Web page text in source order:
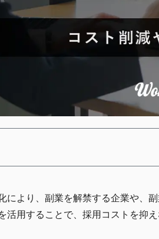
により、副業を解禁する企業や、
活用することで、採用コストを抑